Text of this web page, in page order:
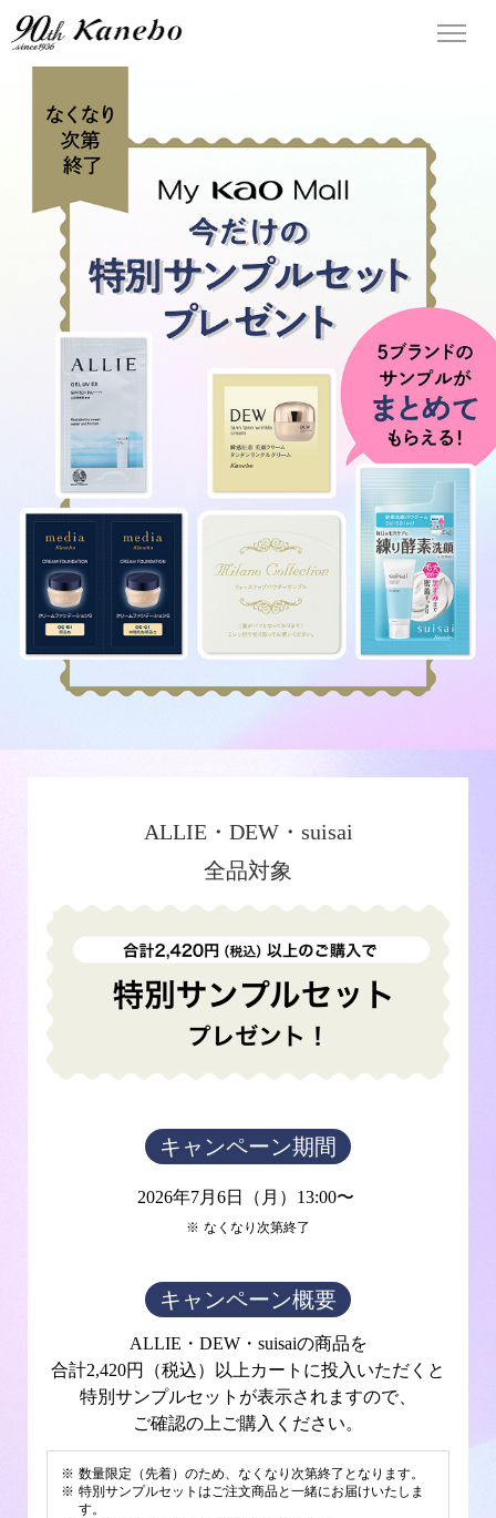
ALLIE・DEW・suisai
全品対象
キャンペーン期間
2026年7月6日（月）13:00〜
※ なくなり次第終了
キャンペーン概要
ALLIE・DEW・suisaiの商品を
合計2,420円（税込）以上カートに投入いただくと
特別サンプルセットが表示されますので、
ご確認の上ご購入ください。
※ 数量限定（先着）のため、なくなり次第終了となります。
※ 特別サンプルセットはご注文商品と一緒にお届けいたしま
す。